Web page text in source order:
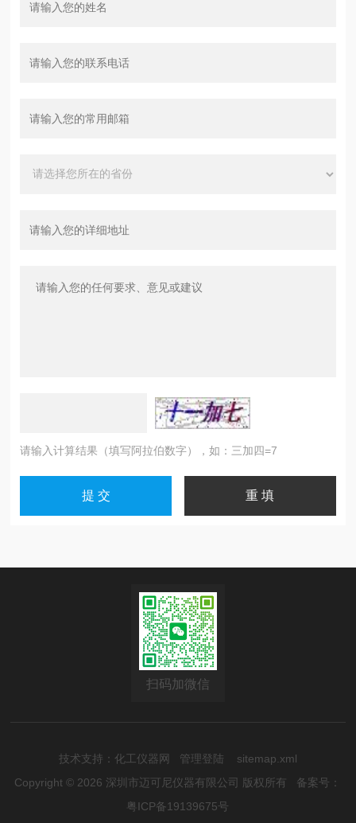
请输入计算结果（填写阿拉伯数字），如：三加四=7
扫码加微信
技术支持： 化工仪器网 管理登陆
sitemap.xml
Copyright © 2026 深圳市迈可尼仪器有限公司 版权所有 备案号：
粤ICP备19139675号